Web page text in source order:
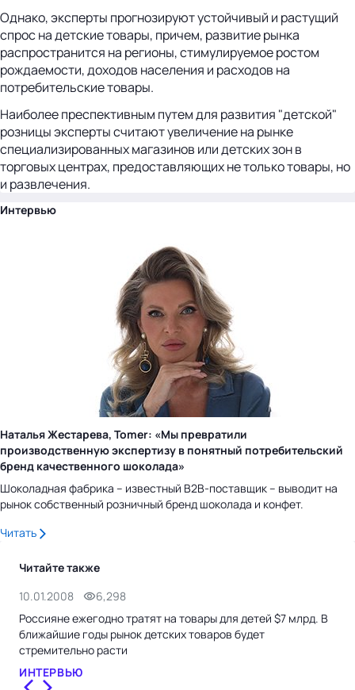
Однако, эксперты прогнозируют устойчивый и растущий
спрос на детские товары, причем, развитие рынка
распространится на регионы, стимулируемое ростом
рождаемости, доходов населения и расходов на
потребительские товары.
Наиболее преспективным путем для развития "детской"
розницы эксперты считают увеличение на рынке
специализированных магазинов или детских зон в
торговых центрах, предоставляющих не только товары, но
и развлечения.
Интервью
Наталья Жестарева, Tomer: «Мы превратили
производственную экспертизу в понятный потребительский
бренд качественного шоколада»
Шоколадная фабрика – известный B2B-поставщик – выводит на
рынок собственный розничный бренд шоколада и конфет.
Читать
Читайте также
10.01.2008
6,298
Россияне ежегодно тратят на товары для детей $7 млрд. В
ближайшие годы рынок детских товаров будет
стремительно расти
ИНТЕРВЬЮ